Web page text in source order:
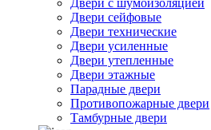
Двери с шумоизоляцией
Двери сейфовые
Двери технические
Двери усиленные
Двери утепленные
Двери этажные
Парадные двери
Противопожарные двери
Тамбурные двери